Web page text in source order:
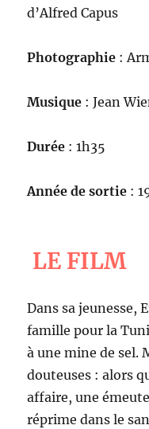
d’Alfred Capus
Photographie :
Musique : Jean
Durée : 1h35
Année de sortie :
LE FILM
Dans sa jeunesse,
famille pour la
à une mine de sel.
douteuses : alors
affaire, une
réprime dans le